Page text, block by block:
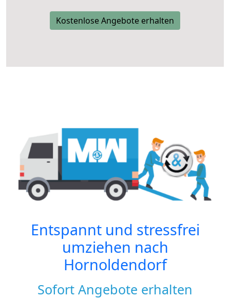
Kostenlose Angebote erhalten
Entspannt und stressfrei
umziehen nach
Hornoldendorf
Sofort Angebote erhalten